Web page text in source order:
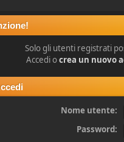
Solo gli utenti registrati
Accedi ocrea un nuovo
Nome utente:
Password: